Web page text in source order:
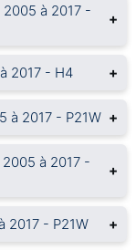
à 2017 -
+
2017 - H4 +
à 2017 - P21W +
à 2017 -
+
2017 - P21W +